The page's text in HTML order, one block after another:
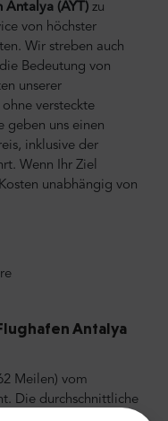
(AYT) zu
von höchster
Wir streben auch
Bedeutung von
unserer
versteckte
geben uns einen
inklusive der
Wenn Ihr Ziel
unabhängig von
Antalya
Meilen) vom
Die durchschnittliche